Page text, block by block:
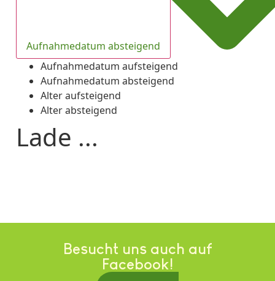
Aufnahmedatum absteigend
Aufnahmedatum aufsteigend
Aufnahmedatum absteigend
Alter aufsteigend
Alter absteigend
Lade ...
Besucht uns auch auf
Facebook!